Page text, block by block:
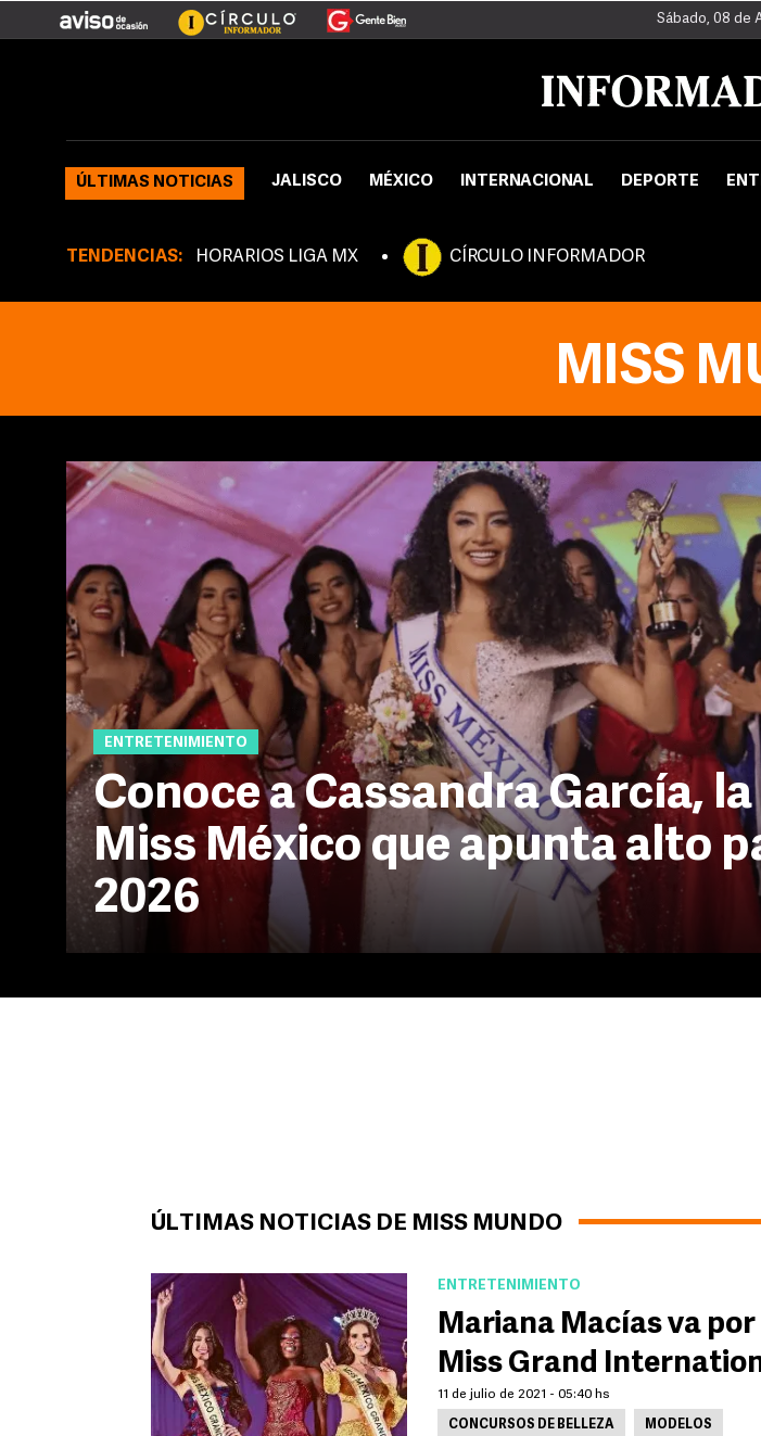
Sábado, 08 de
ÚLTIMAS NOTICIAS JALISCO MÉXICO INTERNACIONAL DEPORTE
TENDENCIAS: HORARIOS LIGA MX CÍRCULO INFORMADOR
MISS
ENTRETENIMIENTO
Conoce a Cassandra García,
Miss México que apunta alto
2026
ÚLTIMAS NOTICIAS DE MISS MUNDO
ENTRETENIMIENTO
Mariana Macías va
Miss Grand
11 de julio de 2021 - 05:40 hs
CONCURSOS DE BELLEZA MODELOS